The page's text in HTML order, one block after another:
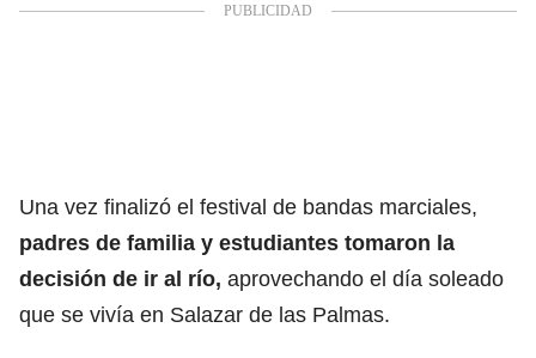
Una vez finalizó el festival de bandas marciales,
padres de familia y estudiantes tomaron la
decisión de ir al río, aprovechando el día soleado
que se vivía en Salazar de las Palmas.